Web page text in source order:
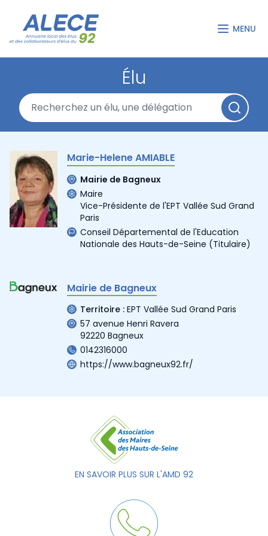
MENU
Élu
Marie-Helene AMIABLE
Mairie de Bagneux
Maire
Vice-Présidente de l'EPT Vallée Sud Grand
Paris
Conseil Départemental de l'Education
Nationale des Hauts-de-Seine (Titulaire)
Mairie de Bagneux
Territoire : EPT Vallée Sud Grand Paris
57 avenue Henri Ravera
92220 Bagneux
0142316000
https://www.bagneux92.fr/
EN SAVOIR PLUS SUR L'AMD 92